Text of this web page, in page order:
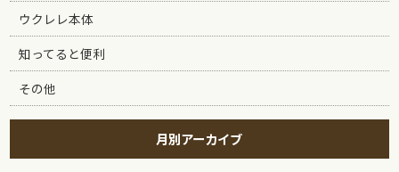
ウクレレ本体
知ってると便利
その他
月別アーカイブ